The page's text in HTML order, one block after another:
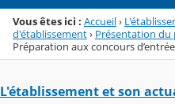
Vous êtes ici : Accueil›
d'établissement› Présentation du
Préparation aux concours
L'établissement et son